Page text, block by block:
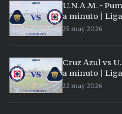
U.N.A.M. -
a minuto |
25 may 2026
Cruz Azul vs
a minuto |
22 may 2026